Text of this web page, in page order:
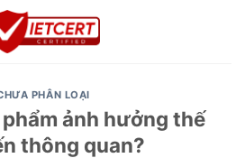
PHÂN LOẠI
ảnh hưởng thế
thông quan?